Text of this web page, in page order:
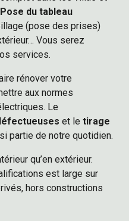
Pose du tableau
(pose des prises)
Vous serez
services.
rénover votre
aux normes
Le
et letirage
partie de notre quotidien.
qu’en extérieur.
est large sur
hors constructions